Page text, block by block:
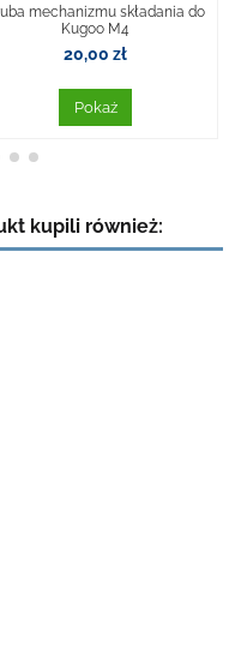
mechanizmu składania do
Kugoo M4
20,00 zł
Pokaż
kupili również: